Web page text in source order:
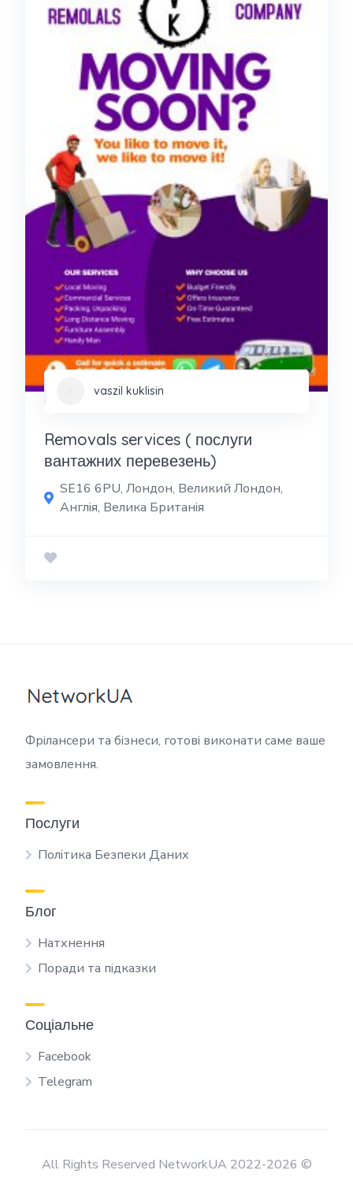
vaszil kuklisin
Removals services ( послуги
вантажних перевезень)
SE16 6PU, Лондон, Великий Лондон,
Англія, Велика Британія
Фрілансери та бізнеси, готові виконати саме ваше
замовлення.
Послуги
Політика Безпеки Даних
Блог
Натхнення
Поради та підказки
Соціальне
Facebook
Telegram
All Rights Reserved NetworkUA 2022-2026 ©